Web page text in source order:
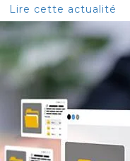
Lire cette actualité